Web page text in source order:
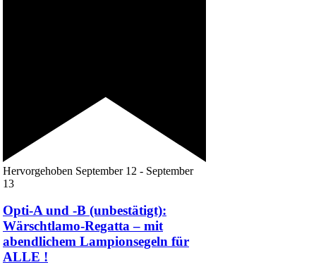
Hervorgehoben September 12 - September
13
Opti-A und -B (unbestätigt):
Wärschtlamo-Regatta – mit
abendlichem Lampionsegeln für
ALLE !